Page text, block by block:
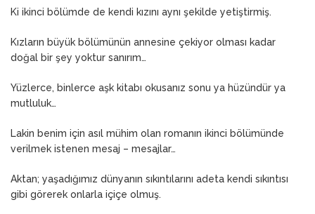
Ki ikinci bölümde de kendi kızını aynı şekilde yetiştirmiş.
Kızların büyük bölümünün annesine çekiyor olması kadar
doğal bir şey yoktur sanırım…
Yüzlerce, binlerce aşk kitabı okusanız sonu ya hüzündür ya
mutluluk…
Lakin benim için asıl mühim olan romanın ikinci bölümünde
verilmek istenen mesaj – mesajlar…
Aktan; yaşadığımız dünyanın sıkıntılarını adeta kendi sıkıntısı
gibi görerek onlarla içiçe olmuş.